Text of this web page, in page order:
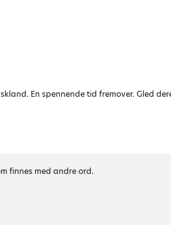
En spennende tid fremover. Gled
finnes med andre ord.